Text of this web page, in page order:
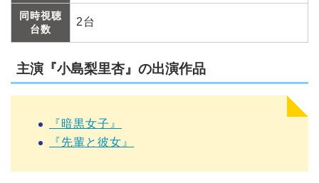
同時視聴
台数
2台
主演『小島梨里杏』の出演作品
『暗黒女子』
『先輩と彼女』